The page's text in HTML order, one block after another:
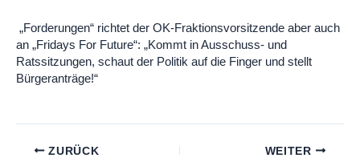
„Forderungen“ richtet der OK-Fraktionsvorsitzende aber auch
an „Fridays For Future“: „Kommt in Ausschuss- und
Ratssitzungen, schaut der Politik auf die Finger und stellt
Bürgeranträge!“
ZURÜCK WEITER